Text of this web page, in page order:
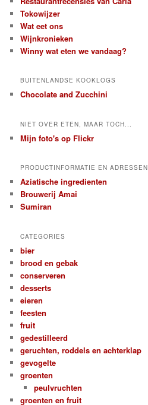
Tokowijzer
Wat eet ons
Wijnkronieken
Winny wat eten we vandaag?
BUITENLANDSE KOOKLOGS
Chocolate and Zucchini
NIET OVER ETEN, MAAR TOCH...
Mijn foto's op Flickr
PRODUCTINFORMATIE EN ADRESSEN
Aziatische ingredienten
Brouwerij Amai
Sumiran
CATEGORIES
bier
brood en gebak
conserveren
desserts
eieren
feesten
fruit
gedestilleerd
geruchten, roddels en achterklap
gevogelte
groenten
peulvruchten
groenten en fruit